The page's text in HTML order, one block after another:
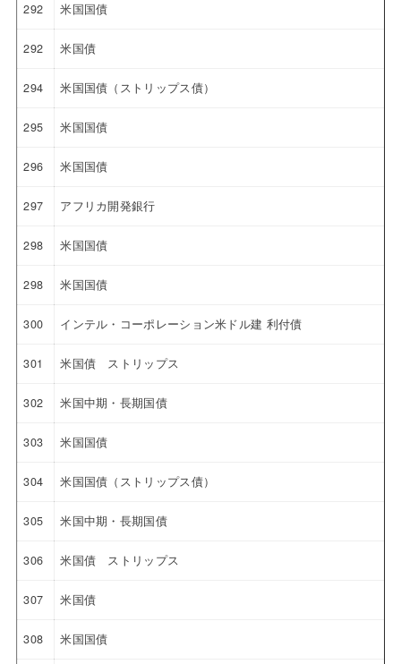
292 米国国債
292 米国債
294 米国国債（ストリップス債）
295 米国国債
296 米国国債
297 アフリカ開発銀行
298 米国国債
298 米国国債
300 インテル・コーポレーション米ドル建 利付債
301 米国債 ストリップス
302 米国中期・長期国債
303 米国国債
304 米国国債（ストリップス債）
305 米国中期・長期国債
306 米国債 ストリップス
307 米国債
308 米国国債